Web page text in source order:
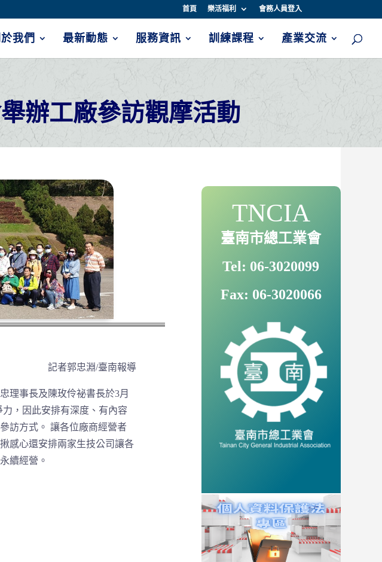
首頁 樂活福利 會務人員登入
於我們 最新動態 服務資訊 訓練課程 產業交流
辦工廠參訪觀摩活動
記者郭忠淵/臺南報導
理事長及陳玫伶祕書長於3月
，因此安排有深度、有內容
訪方式。 讓各位廠商經營者
感心還安排兩家生技公司讓各
續經營。
TNCIA
臺南市總工業會
Tel: 06-3020099
Fax: 06-3020066